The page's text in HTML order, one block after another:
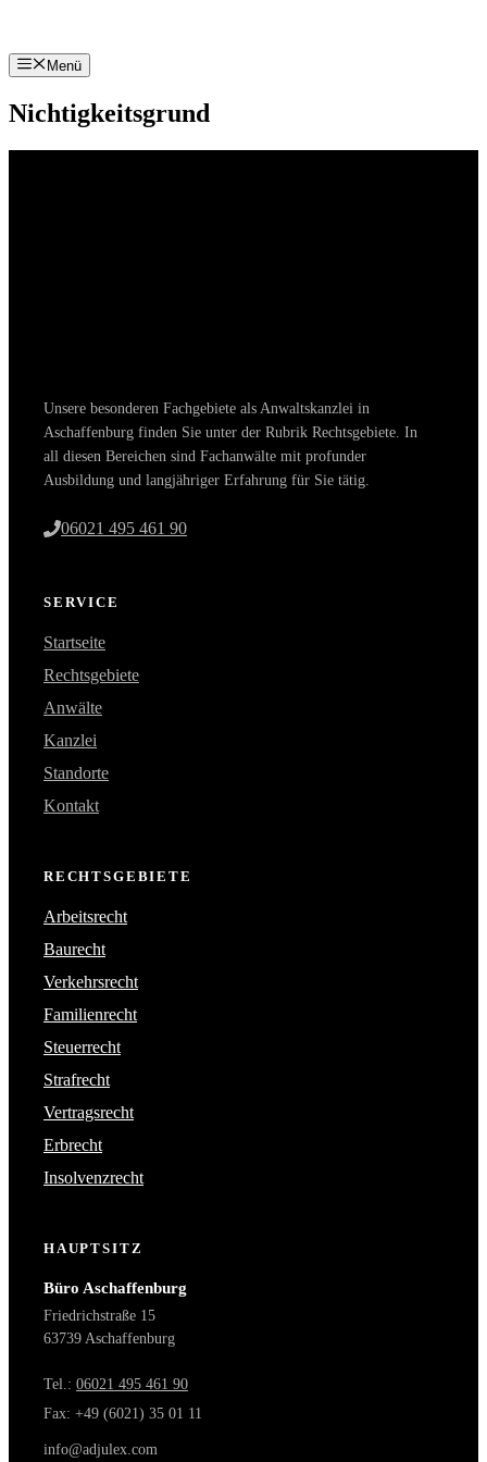
springen
Menü
Nichtigkeitsgrund
Unsere besonderen Fachgebiete als Anwaltskanzlei in
Aschaffenburg finden Sie unter der Rubrik Rechtsgebiete. In
all diesen Bereichen sind Fachanwälte mit profunder
Ausbildung und langjähriger Erfahrung für Sie tätig.
06021 495 461 90
SERVICE
Startseite
Rechtsgebiete
Anwälte
Kanzlei
Standorte
Kontakt
RECHTSGEBIETE
Arbeitsrecht
Baurecht
Verkehrsrecht
Familienrecht
Steuerrecht
Strafrecht
Vertragsrecht
Erbrecht
Insolvenzrecht
HAUPTSITZ
Büro Aschaffenburg
Friedrichstraße 15
63739 Aschaffenburg
Tel.: 06021 495 461 90
Fax: +49 (6021) 35 01 11
info@adjulex.com